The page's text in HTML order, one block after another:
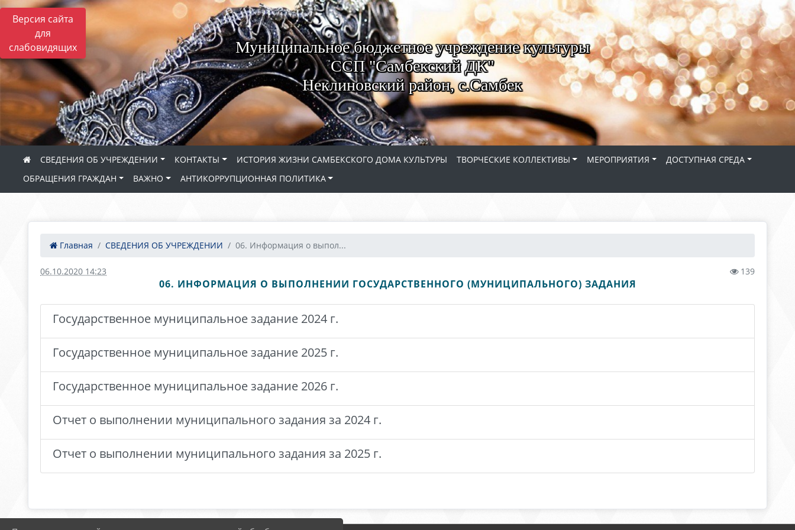
Версия сайта
для
слабовидящих
Муниципальное бюджетное учреждение культуры
ССП "Самбекский ДК"
Неклиновский район, с.Самбек
СВЕДЕНИЯ ОБ УЧРЕЖДЕНИИ КОНТАКТЫ ИСТОРИЯ ЖИЗНИ САМБЕКСКОГО ДОМА КУЛЬТУРЫ ТВОРЧЕСКИЕ КОЛЛЕКТИВЫ МЕРОПРИЯТИЯ
ДОСТУПНАЯ СРЕДА
ОБРАЩЕНИЯ ГРАЖДАН
ВАЖНО АНТИКОРРУПЦИОННАЯ ПОЛИТИКА
Главная СВЕДЕНИЯ ОБ УЧРЕЖДЕНИИ 06. Информация о выпол...
06.10.2020 14:23 139
06. ИНФОРМАЦИЯ О ВЫПОЛНЕНИИ ГОСУДАРСТВЕННОГО (МУНИЦИПАЛЬНОГО) ЗАДАНИЯ
Государственное муниципальное задание 2024 г.
Государственное муниципальное задание 2025 г.
Государственное муниципальное задание 2026 г.
Отчет о выполнении муниципального задания за 2024 г.
Отчет о выполнении муниципального задания за 2025 г.